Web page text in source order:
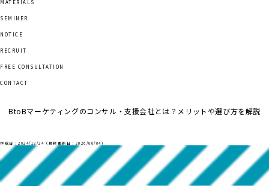
無料相談
お問い合わせ
MATERIALS
SEMINER
NOTICE
RECRUIT
FREE CONSULTATION
CONTACT
BtoBマーケティングのコンサル・支援会社とは？メリットや選び方を解説
作成日：2024/12/24（最終更新日：2026/06/04）